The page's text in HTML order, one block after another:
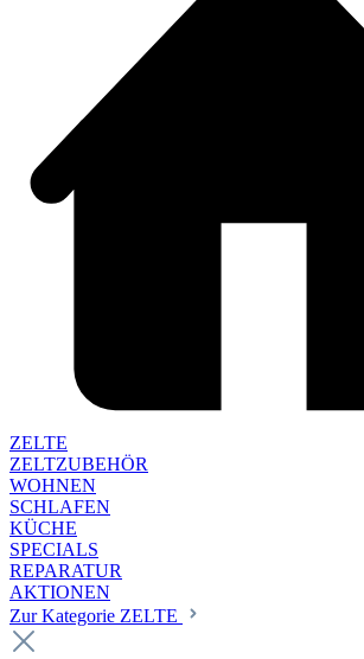
ZELTE
ZELTZUBEHÖR
WOHNEN
SCHLAFEN
KÜCHE
SPECIALS
REPARATUR
AKTIONEN
Zur Kategorie ZELTE